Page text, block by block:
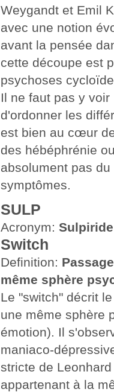
Weygandt et Emil
avec une notion
avant la pensée
cette découpe est
psychoses
Il ne faut pas y
d'ordonner les
est bien au cœur
des hébéphrénie
absolument pas
symptômes.
SULP
Acronym: Sulpiride
Switch
Definition:
même sphère
Le "switch" décrit
une même sphère
émotion). Il
maniaco-
stricte de
appartenant à la